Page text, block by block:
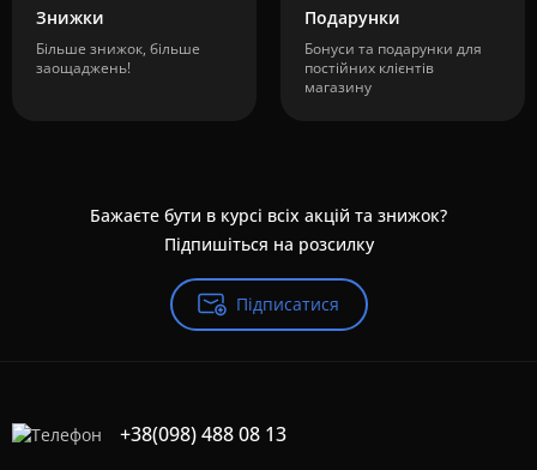
Знижки
Більше знижок, більше
заощаджень!
Подарунки
Бонуси та подарунки для
постійних клієнтів
магазину
Бажаєте бути в курсі всіх акцій та знижок?
Підпишіться на розсилку
Підписатися
+38(098) 488 08 13